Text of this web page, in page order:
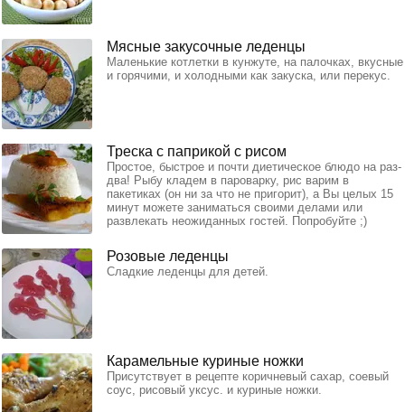
Мясные закусочные леденцы
Маленькие котлетки в кунжуте, на палочках, вкусные
и горячими, и холодными как закуска, или перекус.
Треска с паприкой с рисом
Простое, быстрое и почти диетическое блюдо на раз-
два! Рыбу кладем в пароварку, рис варим в
пакетиках (он ни за что не пригорит), а Вы целых 15
минут можете заниматься своими делами или
развлекать неожиданных гостей. Попробуйте ;)
Розовые леденцы
Сладкие леденцы для детей.
Карамельные куриные ножки
Присутствует в рецепте коричневый сахар, соевый
соус, рисовый уксус. и куриные ножки.